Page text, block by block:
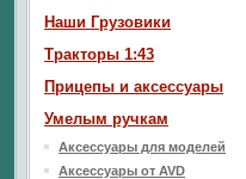
Наши Грузовики
Тракторы 1:43
Прицепы и аксессуары
Умелым ручкам
Аксессуары для моделей
Аксессуары от AVD